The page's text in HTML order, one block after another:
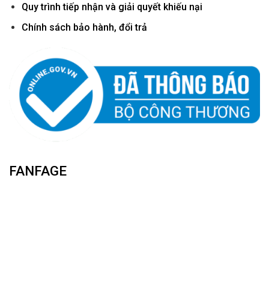
Quy trình tiếp nhận và giải quyết khiếu nại
Chính sách bảo hành, đổi trả
FANFAGE